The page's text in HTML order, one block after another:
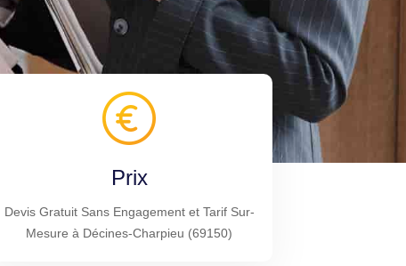
Prix
Devis Gratuit Sans Engagement et Tarif Sur-
Mesure à Décines-Charpieu (69150)